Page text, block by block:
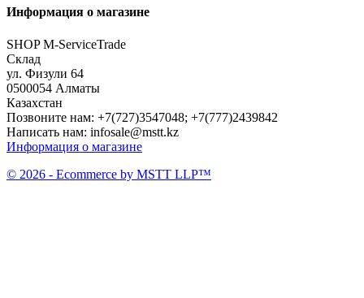
Информация о магазине
SHOP M-ServiceTrade
Склад
ул. Физули 64
0500054 Алматы
Казахстан
Позвоните нам: +7(727)3547048; +7(777)2439842
Написать нам: infosale@mstt.kz
Информация о магазине
© 2026 - Ecommerce by MSTT LLP™